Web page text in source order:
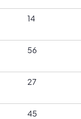
14
56
27
45